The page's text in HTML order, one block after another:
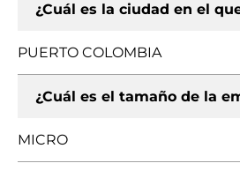
¿Cuál es la ciudad en el
PUERTO COLOMBIA
¿Cuál es el tamaño de la
MICRO